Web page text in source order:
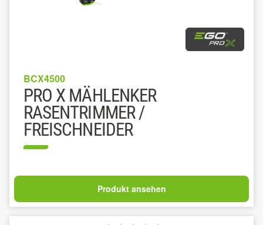
BCX4500
PRO X MÄHLENKER
RASENTRIMMER /
FREISCHNEIDER
Produkt ansehen